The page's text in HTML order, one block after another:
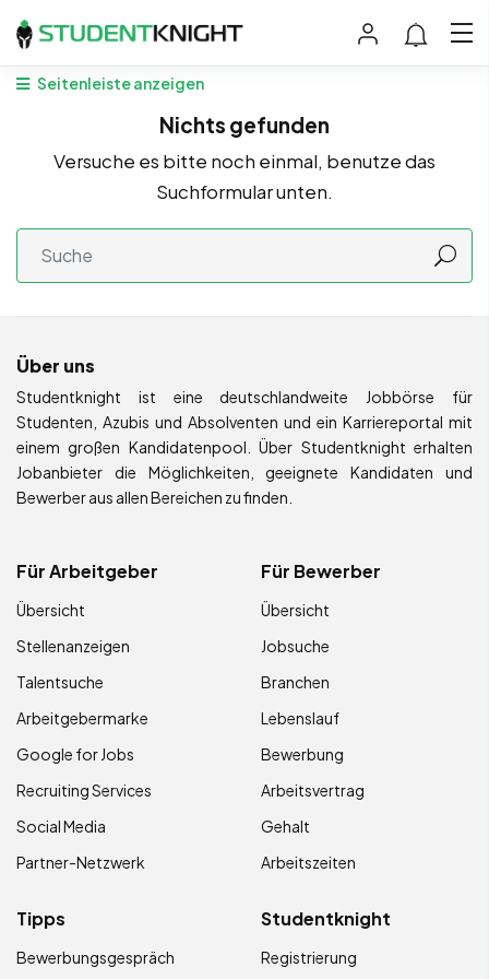
Seitenleiste anzeigen
Nichts gefunden
Versuche es bitte noch einmal, benutze das
Suchformular unten.
Über uns
Studentknight ist eine deutschlandweite Jobbörse für
Studenten, Azubis und Absolventen und ein Karriereportal mit
einem großen Kandidatenpool. Über Studentknight erhalten
Jobanbieter die Möglichkeiten, geeignete Kandidaten und
Bewerber aus allen Bereichen zu finden.
Für Arbeitgeber
Übersicht
Stellenanzeigen
Talentsuche
Arbeitgebermarke
Google for Jobs
Recruiting Services
Social Media
Partner-Netzwerk
Für Bewerber
Übersicht
Jobsuche
Branchen
Lebenslauf
Bewerbung
Arbeitsvertrag
Gehalt
Arbeitszeiten
Tipps
Bewerbungsgespräch
Studentknight
Registrierung